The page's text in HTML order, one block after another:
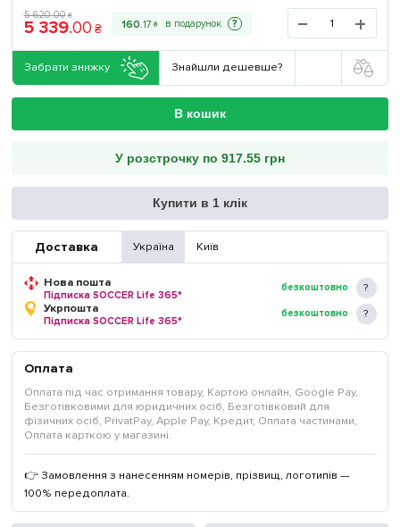
5 620.00 ₴
5 339.00 ₴ 160.17 ₴ ?
Забрати знижку Знайшли дешевше?
В кошик
У розстрочку по 917.55 грн
Купити в 1 клік
Доставка Україна Київ
Нова пошта
Підписка SOCCER Life 365*
безкоштовно
Укрпошта
Підписка SOCCER Life 365*
безкоштовно
Оплата
Оплата під час отримання товару, Картою онлайн, Google Pay,
Безготівковими для юридичних осіб, Безготівковий для
фізичних осіб, PrivatPay, Apple Pay, Кредит, Оплата частинами,
Оплата карткою у магазині.
👉 Замовлення з нанесенням номерів, прізвищ, логотипів —
100% передоплата.